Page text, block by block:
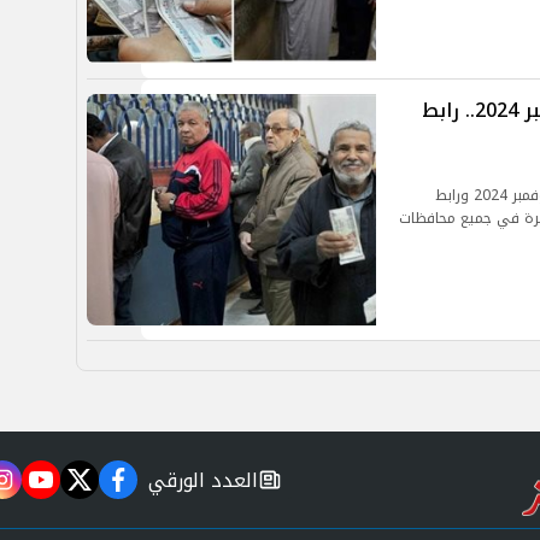
اعرف موعد صرف معاشات شهر نوفمبر 2024.. رابط
كل ما تريد معرفته عن موعد صرف معاشات شهر نوفمبر 2024 ورابط
في جميع محافظات
newspaper
العدد الورقي facebook
twitter